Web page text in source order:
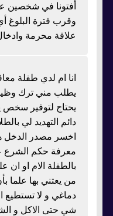
أفتونا في شخصين
وقرب فترة البلوغ
علاقة محرمة
انا ام لدي طفلة
يطلب مني ترك
يحتاج لتوفير سخص
دائم التهديد لي
اخسر مصدر الدخل
معرفة حكم الشرع
بالطفلة الام او ان
من يعتني بها علما
دماغي و لا تستطيع
شي حتى الاكل و